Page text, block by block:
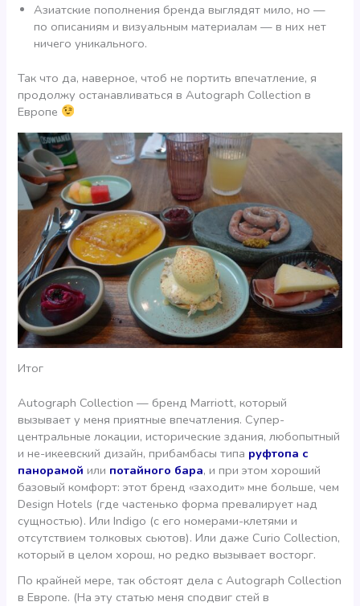
Азиатские пополнения бренда выглядят мило, но —
по описаниям и визуальным материалам — в них нет
ничего уникального.
Так что да, наверное, чтоб не портить впечатление, я
продолжу останавливаться в Autograph Collection в
Европе
Итог
Autograph Collection — бренд Marriott, который
вызывает у меня приятные впечатления. Супер-
центральные локации, исторические здания, любопытный
и не-икеевский дизайн, прибамбасы типа руфтопа с
панорамой или потайного бара, и при этом хороший
базовый комфорт: этот бренд «заходит» мне больше, чем
Design Hotels (где частенько форма превалирует над
сущностью). Или Indigo (с его номерами-клетями и
отсутствием толковых сьютов). Или даже Curio Collection,
который в целом хорош, но редко вызывает восторг.
По крайней мере, так обстоят дела с Autograph Collection
в Европе. (На эту статью меня сподвиг стей в